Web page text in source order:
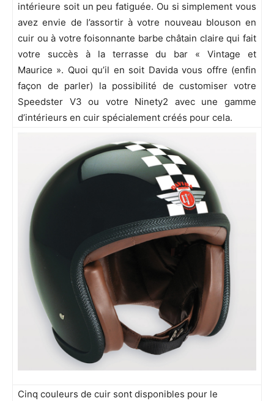
intérieure soit un peu fatiguée. Ou si simplement vous
avez envie de l’assortir à votre nouveau blouson en
cuir ou à votre foisonnante barbe châtain claire qui fait
votre succès à la terrasse du bar « Vintage et
Maurice ». Quoi qu’il en soit Davida vous offre (enfin
façon de parler) la possibilité de customiser votre
Speedster V3 ou votre Ninety2 avec une gamme
d’intérieurs en cuir spécialement créés pour cela.
Cinq couleurs de cuir sont disponibles pour le